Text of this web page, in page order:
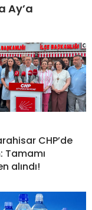
Ay’a
CHP’de
Tamamı
alındı!